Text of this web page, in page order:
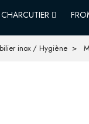
inox / Hygiène